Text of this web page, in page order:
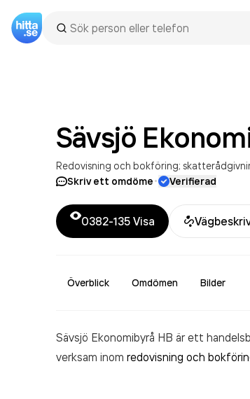
Sävsjö
Redovisning och bokföring;
Skriv ett omdöme· Verifierad
0382-135 Visa
Överblick Omdömen Bilder
Sävsjö Ekonomibyrå HB är ett
verksam inom redovisning och